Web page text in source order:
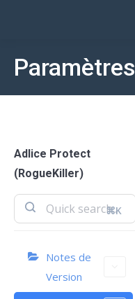
Paramètres
Adlice Protect
(RogueKiller)
⌘K
Notes de
Version